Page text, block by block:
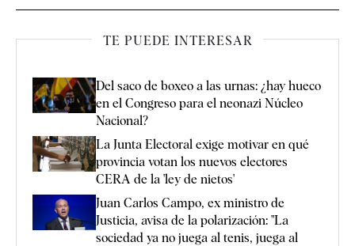
TE PUEDE INTERESAR
Del saco de boxeo a las urnas: ¿hay hueco
en el Congreso para el neonazi Núcleo
Nacional?
La Junta Electoral exige motivar en qué
provincia votan los nuevos electores
CERA de la 'ley de nietos'
Juan Carlos Campo, ex ministro de
Justicia, avisa de la polarización: "La
sociedad ya no juega al tenis, juega al